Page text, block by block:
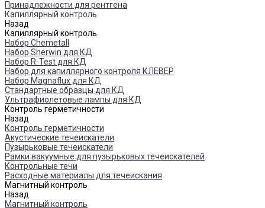
Принадлежности для рентгена
Капиллярный контроль
Назад
Капиллярный контроль
Набор Chemetall
Набор Sherwin для КД
Набор R-Test для КД
Набор для капиллярного контроля КЛЕВЕР
Набор Magnaflux для КД
Стандартные образцы для КД
Ультрафиолетовые лампы для КД
Контроль герметичности
Назад
Контроль герметичности
Акустические течеискатели
Пузырьковые течеискатели
Рамки вакуумные для пузырьковых течеискателей
Контрольные течи
Расходные материалы для течеискания
Магнитный контроль
Назад
Магнитный контроль